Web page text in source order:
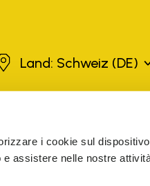
i cookie sul
assistere nelle nostre
Land: Schweiz (DE)
und
verwendet, ohne
werden vom Unternehmen